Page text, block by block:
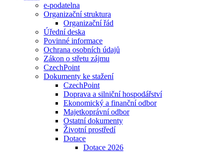
e-podatelna
Organizační struktura
Organizační řád
Úřední deska
Povinné informace
Ochrana osobních údajů
Zákon o střetu zájmu
CzechPoint
Dokumenty ke stažení
CzechPoint
Doprava a silniční hospodářství
Ekonomický a finanční odbor
Majetkoprávní odbor
Ostatní dokumenty
Životní prostředí
Dotace
Dotace 2026